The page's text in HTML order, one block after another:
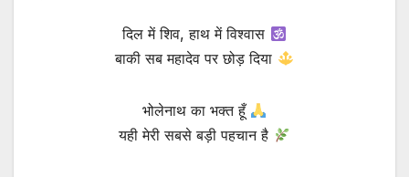
दिल में शिव, हाथ में विश्वास
बाकी सब महादेव पर छोड़ दिया
भोलेनाथ का भक्त हूँ
यही मेरी सबसे बड़ी पहचान है